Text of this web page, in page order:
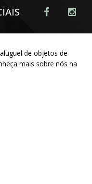
de objetos de
mais sobre nós na